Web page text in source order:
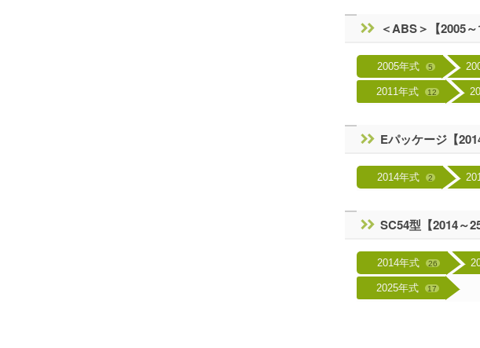
＜ABS＞【2005～
2005年式 5
2011年式 12
Eパッケージ【
2014年式 2
SC54型【2014～
2014年式 26
2025年式 17